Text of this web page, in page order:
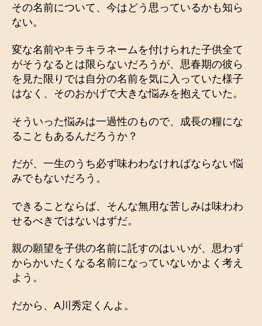
その名前について、今はどう思っているかも知ら
ない。
変な名前やキラキラネームを付けられた子供全て
がそうなるとは限らないだろうが、思春期の彼ら
を見た限りでは自分の名前を気に入っていた様子
はなく、そのおかげで大きな悩みを抱えていた。
そういった悩みは一過性のもので、成長の糧にな
ることもあるんだろうか？
だが、一生のうち必ず味わわなければならない悩
みでもないだろう。
できることならば、そんな無用な苦しみは味わわ
せるべきではないはずだ。
親の願望を子供の名前に託すのはいいが、思わず
からかいたくなる名前になっていないかよく考え
よう。
だから、A川秀定くんよ。